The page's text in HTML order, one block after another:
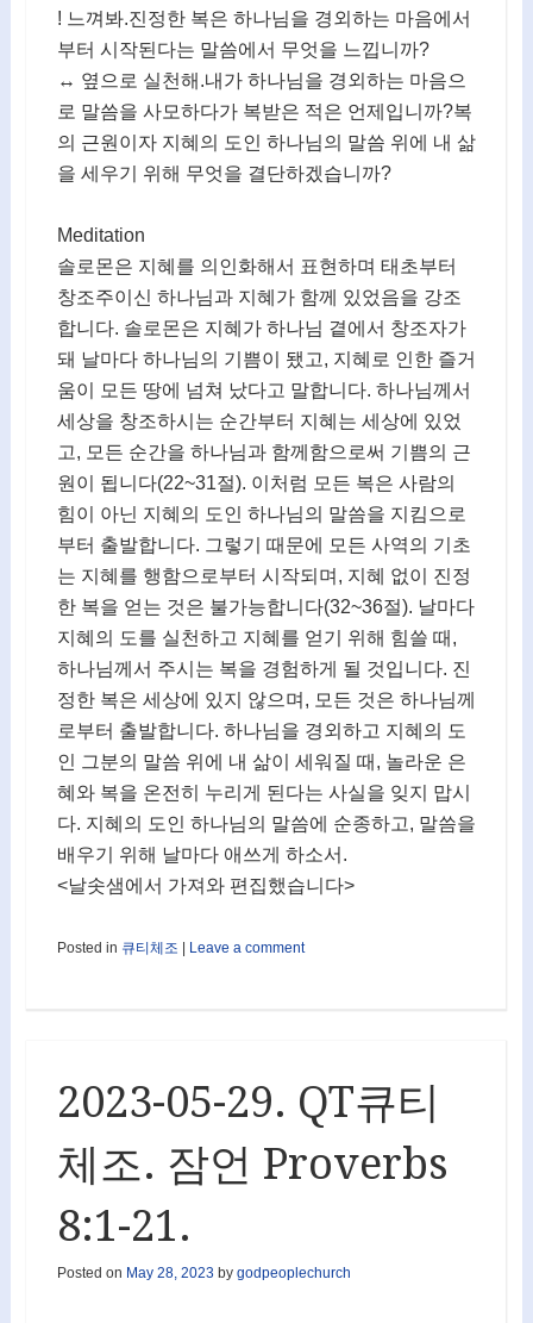
! 느껴봐.진정한 복은 하나님을 경외하는 마음에서
부터 시작된다는 말씀에서 무엇을 느낍니까?
↔ 옆으로 실천해.내가 하나님을 경외하는 마음으
로 말씀을 사모하다가 복받은 적은 언제입니까?복
의 근원이자 지혜의 도인 하나님의 말씀 위에 내 삶
을 세우기 위해 무엇을 결단하겠습니까?
Meditation
솔로몬은 지혜를 의인화해서 표현하며 태초부터
창조주이신 하나님과 지혜가 함께 있었음을 강조
합니다. 솔로몬은 지혜가 하나님 곁에서 창조자가
돼 날마다 하나님의 기쁨이 됐고, 지혜로 인한 즐거
움이 모든 땅에 넘쳐 났다고 말합니다. 하나님께서
세상을 창조하시는 순간부터 지혜는 세상에 있었
고, 모든 순간을 하나님과 함께함으로써 기쁨의 근
원이 됩니다(22~31절). 이처럼 모든 복은 사람의
힘이 아닌 지혜의 도인 하나님의 말씀을 지킴으로
부터 출발합니다. 그렇기 때문에 모든 사역의 기초
는 지혜를 행함으로부터 시작되며, 지혜 없이 진정
한 복을 얻는 것은 불가능합니다(32~36절). 날마다
지혜의 도를 실천하고 지혜를 얻기 위해 힘쓸 때,
하나님께서 주시는 복을 경험하게 될 것입니다. 진
정한 복은 세상에 있지 않으며, 모든 것은 하나님께
로부터 출발합니다. 하나님을 경외하고 지혜의 도
인 그분의 말씀 위에 내 삶이 세워질 때, 놀라운 은
혜와 복을 온전히 누리게 된다는 사실을 잊지 맙시
다. 지혜의 도인 하나님의 말씀에 순종하고, 말씀을
배우기 위해 날마다 애쓰게 하소서.
<날솟샘에서 가져와 편집했습니다>
Posted in 큐티체조 Leave a comment
2023-05-29. QT큐티
체조. 잠언 Proverbs
8:1-21.
Posted on May 28, 2023 by godpeoplechurch